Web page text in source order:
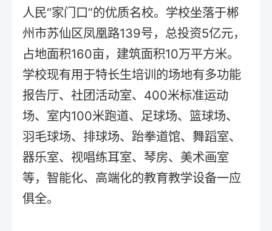
人民“家门口”的优质名校。学校坐落于郴
州市苏仙区凤凰路139号，总投资5亿元，
占地面积160亩，建筑面积10万平方米。
学校现有用于特长生培训的场地有多功能
报告厅、社团活动室、400米标准运动
场、室内100米跑道、足球场、篮球场、
羽毛球场、排球场、跆拳道馆、舞蹈室、
器乐室、视唱练耳室、琴房、美术画室
等，智能化、高端化的教育教学设备一应
俱全。